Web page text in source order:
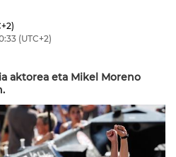
(UTC+2)
aktorea eta Mikel Moreno